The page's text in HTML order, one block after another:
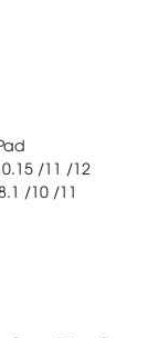
/11 /12
/10 /11